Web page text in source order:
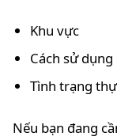
Khu vực
Cách sử dụng
Tình trạng
Nếu bạn đang